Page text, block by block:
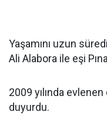
Yaşamını uzun
Ali Alabora ile eşi
2009 yılında
duyurdu.